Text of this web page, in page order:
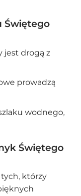
Świętego
jest drogą z
prowadzą
wodnego,
Świętego
którzy